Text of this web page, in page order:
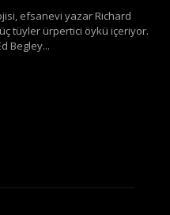
efsanevi yazar Richard
tüyler ürpertici öykü içeriyor.
Begley...